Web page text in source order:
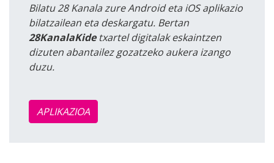
Bilatu 28 Kanala zure Android eta iOS aplikazio
bilatzailean eta deskargatu. Bertan
28KanalaKidetxartel digitalak eskaintzen
dizuten abantailez gozatzeko aukera izango
duzu.
APLIKAZIOA